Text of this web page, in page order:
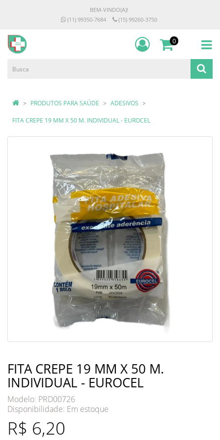
BEM-VINDO(A)!
(11) 99350-7684
(15) 99260-3750
0
PRODUTOS PARA SAÚDE ADESIVOS
FITA CREPE 19 MM X 50 M. INDIVIDUAL - EUROCEL
FITA CREPE 19 MM X 50 M.
INDIVIDUAL - EUROCEL
Modelo: PRD00726
Disponibilidade: Em estoque
R$ 6,20